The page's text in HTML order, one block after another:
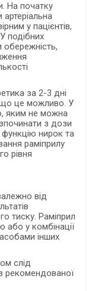
На початку
у пацієнтів,
подібних
за 2-3 дні
це можливо. У
яким не можна
з дози
нирок та
раміприлу
рівня
від
тиску. Раміприл
або у комбінації
інших
слід
рекомендованої